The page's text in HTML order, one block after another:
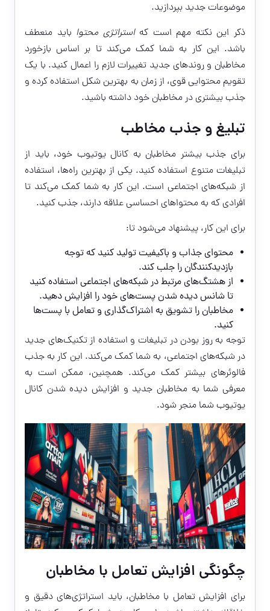
موضوعات جدید بپردازید.
ذکر این نکته مهم است کهاستراتژی محتوا باید منعطف
باشد. این کار به شما کمک می‌کند تا بر اساس بازخورد
مخاطبان و روندهای جدید تغییرات لازم را اعمال کنید. با یک
تقویم محتوایی قوی، از زمان به بهترین شکل استفاده کرده و
جذب بیشتری در مخاطبان خود داشته باشید.
تبلیغ و جذب مخاطب
برای جذب بیشتر مخاطبان به کانال یوتیوب خود، باید از
تبلیغات متنوع استفاده کنید. یکی از بهترین راه‌ها، استفاده
از شبکه‌های اجتماعی است. این کار به شما کمک می‌کند تا
افرادی که به محتواهای احساسی علاقه دارند، جذب کنید.
برای این کار، پیشنهاد می‌شود تا:
محتوای جذاب و باکیفیت تولید کنید که توجه
بازدیدکنندگان را جلب کند.
از هشتگ‌های مرتبط در شبکه‌های اجتماعی استفاده کنید
تا شانس دیده شدن پست‌های خود را افزایش دهید.
مخاطبان را تشویق به اشتراک‌گذاری و تعامل با پست‌ها
کنید.
توجه به روز بودن در تبلیغات و استفاده از تکنیک‌های جدید
در شبکه‌های اجتماعی، به شما کمک می‌کند. این کار به جذب
فالوئرهای بیشتر کمک می‌کند. همچنین، ممکن است به
معرفی شما به مخاطبان جدید و افزایش دیده شدن کانال
یوتیوب شما منجر شود.
چگونگی افزایش تعامل با مخاطبان
برای افزایش تعامل با مخاطبان، باید استراتژی‌های دقیق و